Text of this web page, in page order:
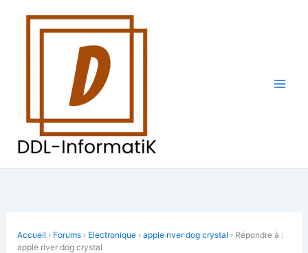
Accueil › Forums › Electronique › apple river dog crystal › Répondre à :
apple river dog crystal